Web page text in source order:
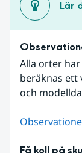
Lär
Alla orter
beräknas ett
och